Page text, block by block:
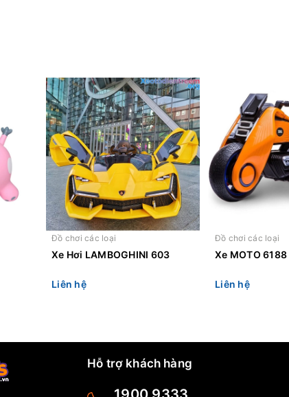
Đồ chơi các loại
Xe Hơi LAMBOGHINI 603
Liên hệ
Đồ chơi các loại
Xe MOTO 6188
Liên hệ
Hỗ trợ khách hàng